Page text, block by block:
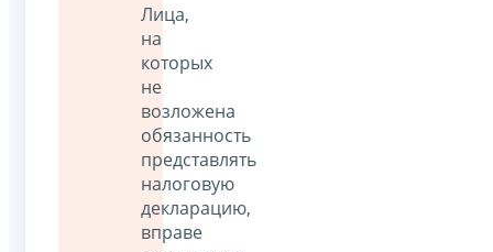
Лица,
на
которых
не
возложена
обязанность
представлять
налоговую
декларацию,
вправе